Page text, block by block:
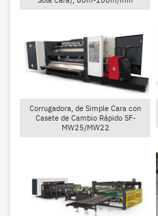
Corrugadora, de Simple Cara con
Casete de Cambio Rápido SF-
MW25/MW22